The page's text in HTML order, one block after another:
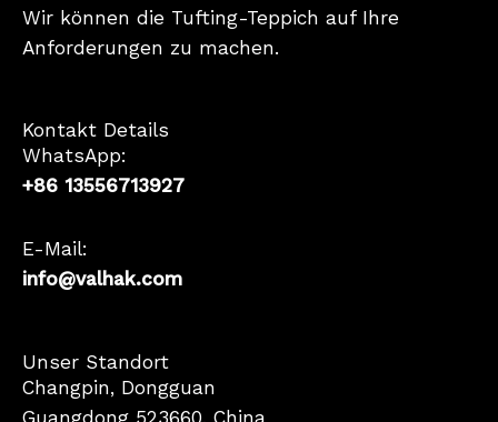
Wir können die Tufting-Teppich auf Ihre
Anforderungen zu machen.
Kontakt Details
WhatsApp:
+86 13556713927
E-Mail:
info@valhak.com
Unser Standort
Changpin, Dongguan
Guangdong 523660, China